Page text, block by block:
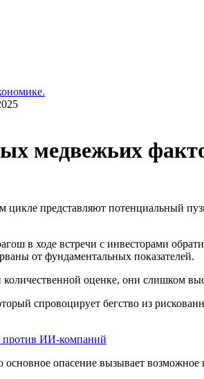
медвежьих
представляют потенциальный
в ходе встречи с инвесторами
от фундаментальных показателей.
оценке, они слишком
спровоцирует бегство из
против ИИ-компаний
опасение вызывает